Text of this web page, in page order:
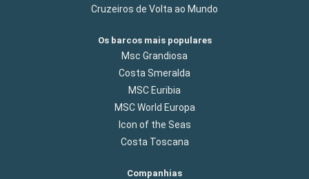
Cruzeiros de Volta ao Mundo
Os barcos mais populares
Msc Grandiosa
Costa Smeralda
MSC Euribia
MSC World Europa
Icon of the Seas
Costa Toscana
Companhias